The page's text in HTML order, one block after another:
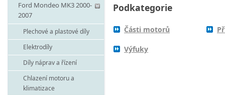
Ford Mondeo MK3 2000-
2007
Plechové a plastové díly
Elektrodíly
Díly náprav a řízení
Chlazení motoru a
klimatizace
Podkategorie
Části motorů
Výfuky